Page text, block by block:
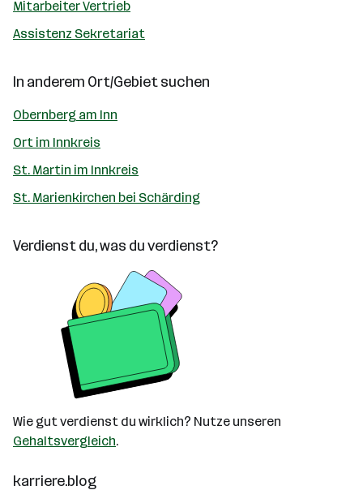
Mitarbeiter Vertrieb
Assistenz Sekretariat
In anderem Ort/Gebiet suchen
Obernberg am Inn
Ort im Innkreis
St. Martin im Innkreis
St. Marienkirchen bei Schärding
Verdienst du, was du verdienst?
Wie gut verdienst du wirklich? Nutze unseren
Gehaltsvergleich.
karriere.blog